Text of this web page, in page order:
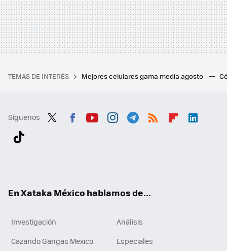
TEMAS DE INTERÉS Mejores celulares gama media agosto
Síguenos
En Xataka México hablamos de...
Investigación
Análisis
Cazando Gangas Mexico
Especiales